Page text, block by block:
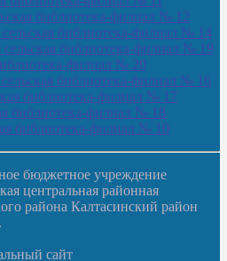
библиотека-филиал № 12
библиотека-филиал № 14
библиотека-филиал № 19
филиал № 20
библиотека-филиал № 16
библиотека-филиал № 17
библиотека-филиал № 18
библиотека-филиал № 10
бюджетное учреждение
центральная районная
района Калтасинский район
сайт